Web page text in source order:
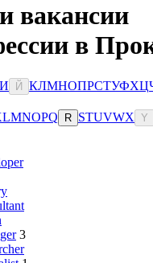
вакансии
в
И Й КЛМНОПРСТУФХЦ
LMNOPQ R STUVWX Y
3